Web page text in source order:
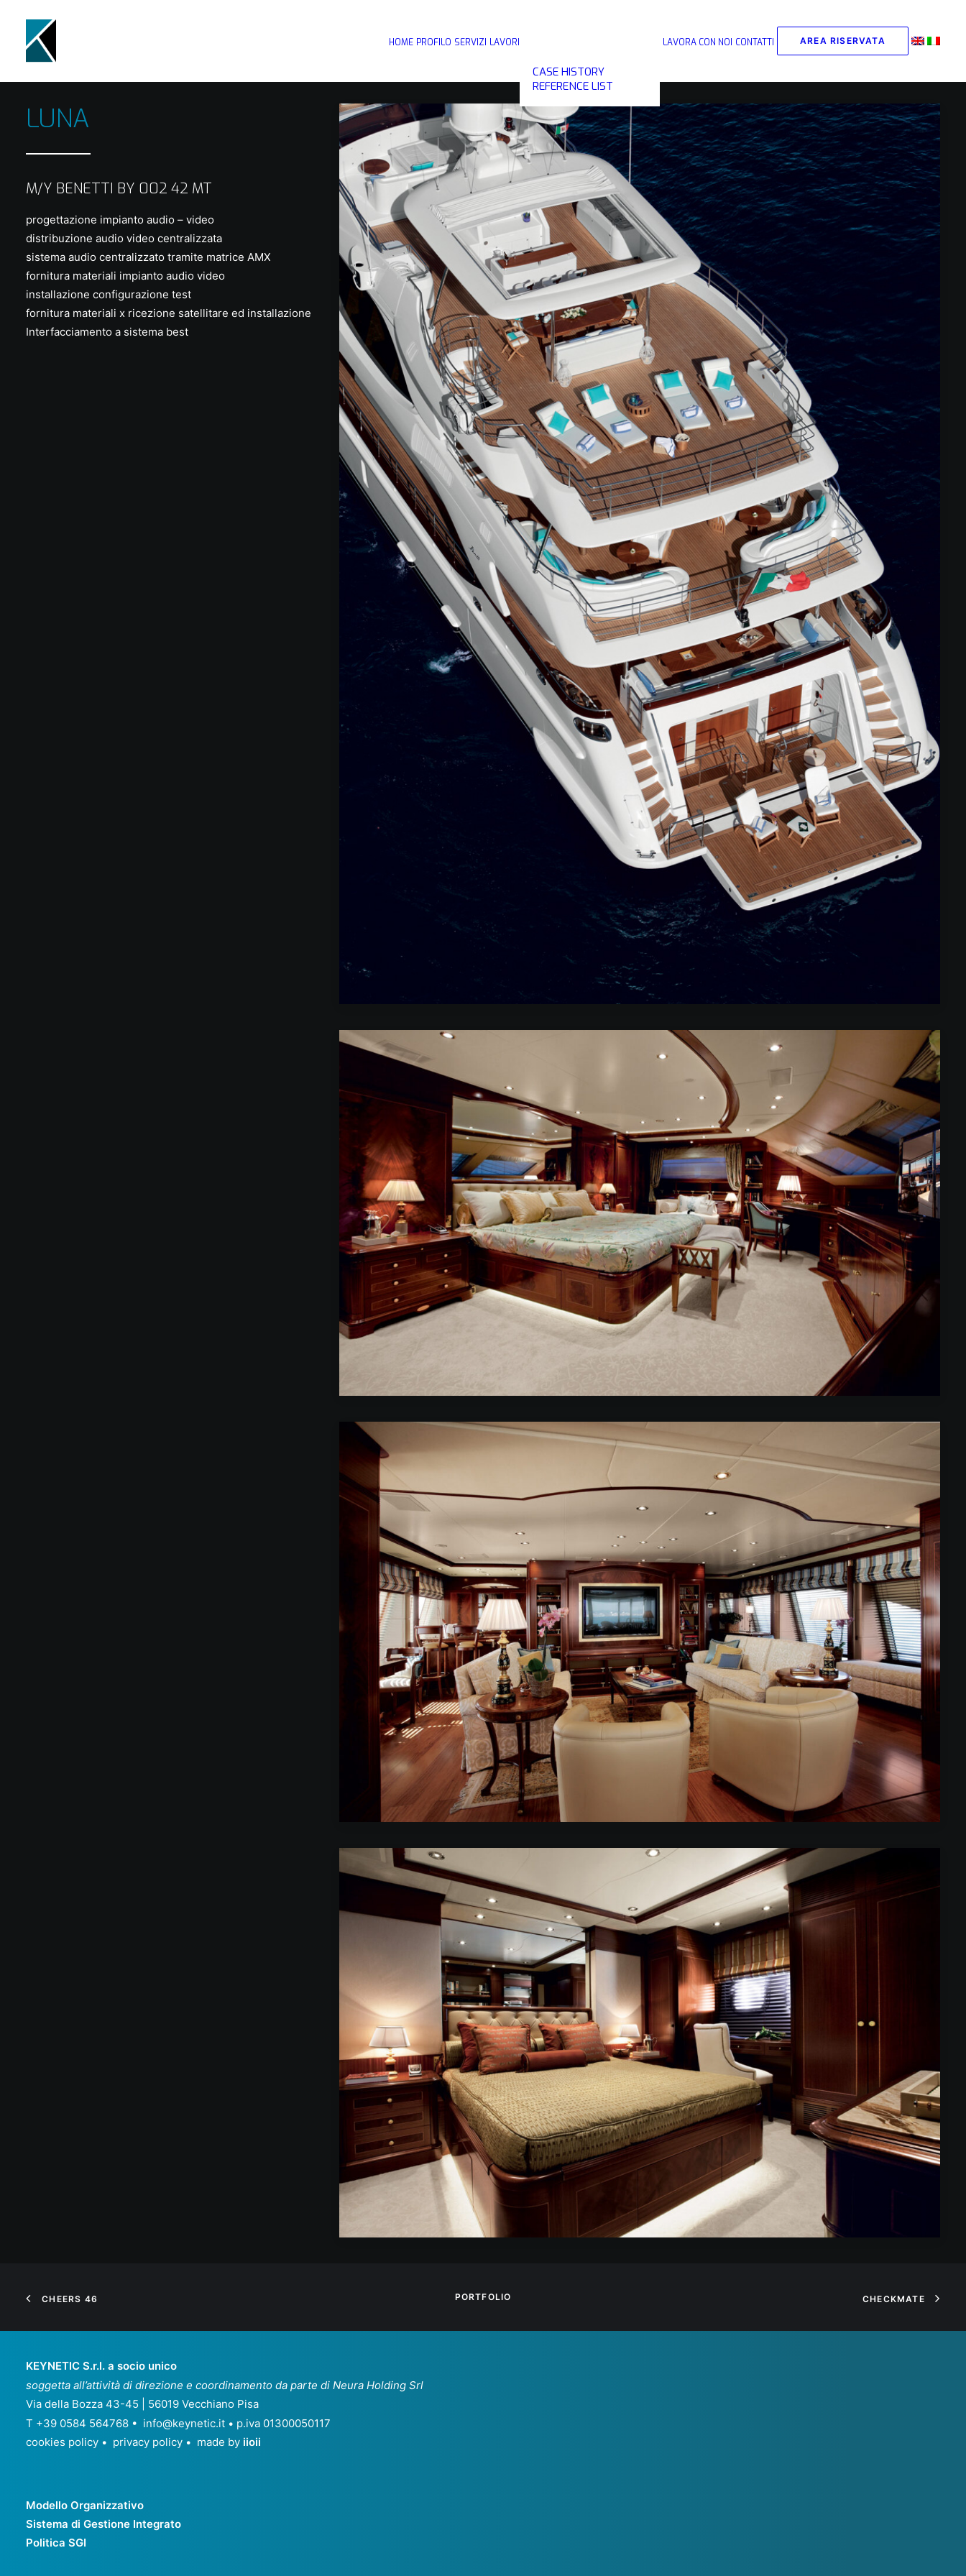
HOME PROFILO SERVIZI LAVORI
CASE HISTORY
REFERENCE LIST
LAVORA CON NOI CONTATTI AREA RISERVATA
LUNA
M/Y BENETTI BY 002 42 MT
progettazione impianto audio – video
distribuzione audio video centralizzata
sistema audio centralizzato tramite matrice AMX
fornitura materiali impianto audio video
installazione configurazione test
fornitura materiali x ricezione satellitare ed installazione
Interfacciamento a sistema best
CHEERS 46 PORTFOLIO CHECKMATE
KEYNETIC S.r.l. a socio unico
soggetta all’attività di direzione e coordinamento da parte di Neura Holding Srl
Via della Bozza 43-45 | 56019 Vecchiano Pisa
T +39 0584 564768 • info@keynetic.it • p.iva 01300050117
cookies policy • privacy policy • made by iioii
Modello Organizzativo
Sistema di Gestione Integrato
Politica SGI